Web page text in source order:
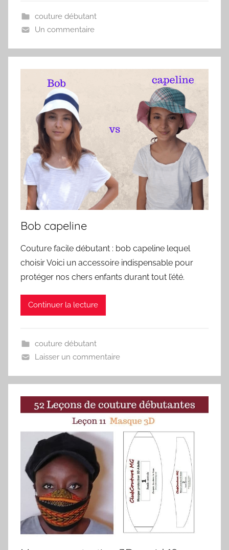
couture débutant
Un commentaire
Bob capeline
Couture facile débutant : bob capeline lequel
choisir Voici un accessoire indispensable pour
protéger nos chers enfants durant tout l’été.
Continuer la lecture
couture débutant
Laisser un commentaire